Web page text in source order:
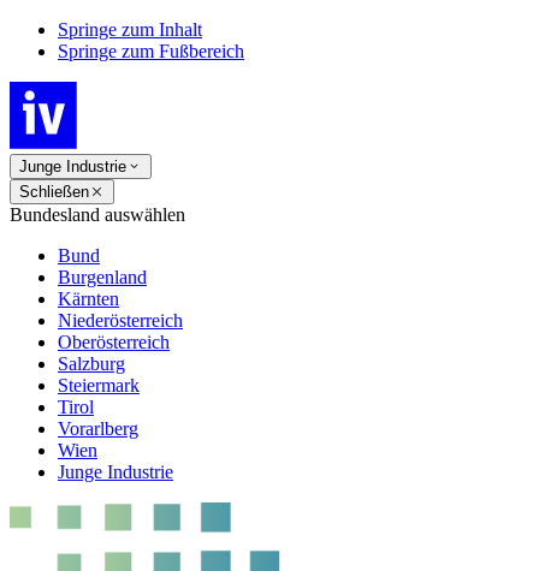
Springe zum Inhalt
Springe zum Fußbereich
Junge Industrie
Schließen
Bundesland auswählen
Bund
Burgenland
Kärnten
Niederösterreich
Oberösterreich
Salzburg
Steiermark
Tirol
Vorarlberg
Wien
Junge Industrie